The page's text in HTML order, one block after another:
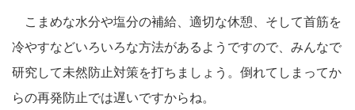
こまめな水分や塩分の補給、適切な休憩、そして首筋を
冷やすなどいろいろな方法があるようですので、みんなで
研究して未然防止対策を打ちましょう。倒れてしまってか
らの再発防止では遅いですからね。